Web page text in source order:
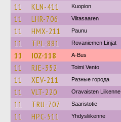
11 KLN-411 Kuopion
11 LHR-706 Viitasaaren
11 HMX-211 Paunu
11 TPL-881 Rovaniemen Linjat
11 IOZ-118 A-Bus
11 RJE-352 Toimi Vento
11 XEV-211 Разные города
11 VLT-220 Oravaisten Liikenne
11 TRU-707 Saaristotie
11 HPC-511 Yhdysliikenne